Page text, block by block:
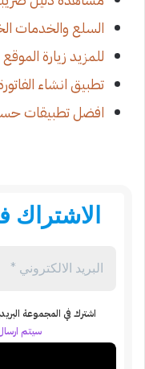
السلع والخدمات
للمزيد زيارة
تطبيق انشاء
افضل تطبيقات
الاشتراك
اشترك في المجموعة
سيتم